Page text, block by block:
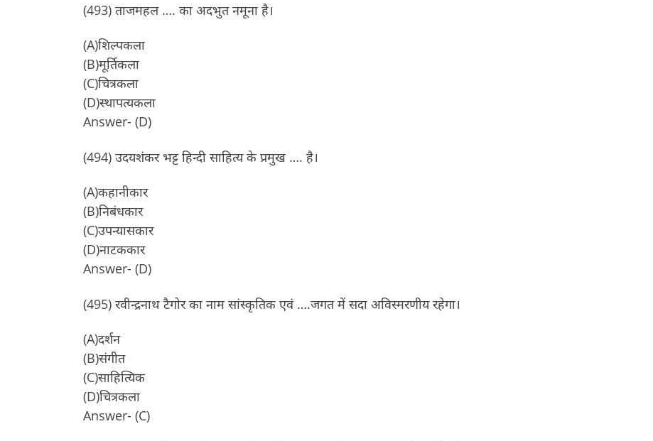
(493) ताजमहल …. का अदभुत नमूना है।
(A)शिल्पकला
(B)मूर्तिकला
(C)चित्रकला
(D)स्थापत्यकला
Answer- (D)
(494) उदयशंकर भट्ट हिन्दी साहित्य के प्रमुख …. है।
(A)कहानीकार
(B)निबंधकार
(C)उपन्यासकार
(D)नाटककार
Answer- (D)
(495) रवीन्द्रनाथ टैगोर का नाम सांस्कृतिक एवं ….जगत में सदा अविस्मरणीय रहेगा।
(A)दर्शन
(B)संगीत
(C)साहित्यिक
(D)चित्रकला
Answer- (C)